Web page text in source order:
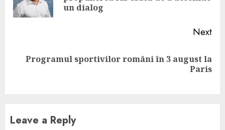
un dialog
Next
NextProgramul sportivilor români în 3 august la
Paris
Leave a Reply